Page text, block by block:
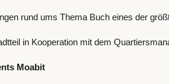
rund ums Thema Buch eines der
in Kooperation mit dem
Moabit